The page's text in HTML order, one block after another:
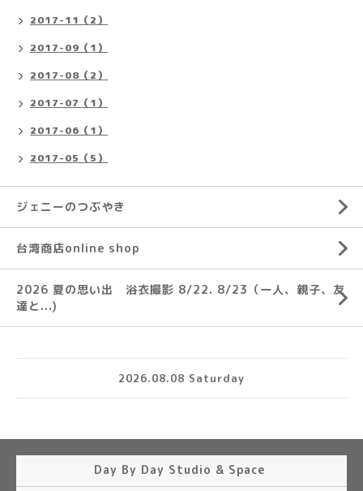
2017-11（2）
2017-09（1）
2017-08（2）
2017-07（1）
2017-06（1）
2017-05（5）
ジェニーのつぶやき
台湾商店online shop
2026 夏の思い出 浴衣撮影 8/22. 8/23（一人、親子、友
達と...)
2026.08.08 Saturday
Day By Day Studio & Space